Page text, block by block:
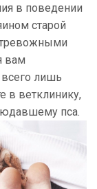
в поведении
старой
тревожными
вам
лишь
в ветклинику,
пса.